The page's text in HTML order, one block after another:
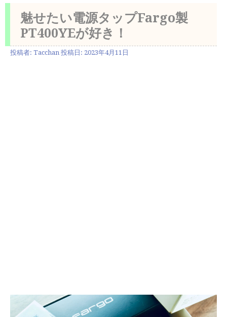
魅せたい電源タップFargo製
PT400YEが好き！
投稿者: Tacchan 投稿日: 2023年4月11日